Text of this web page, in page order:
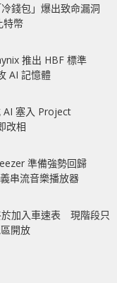
錢包」爆出致命漏洞
特幣
推出 HBF 標準
AI 記憶體
AI 塞入 Project
改相
準備強勢回歸
串流音樂播放器
加入車速表 現階段只
開放